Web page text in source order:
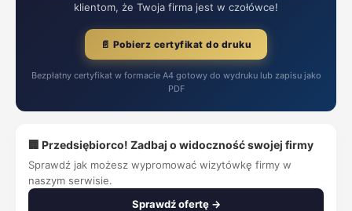
klientom, że Twoja firma jest w czołówce!
📄 Pobierz certyfikat do druku
Bezpłatny certyfikat w formacie A4 gotowy do wydruku lub zapisu jako
PDF
🏢 Przedsiębiorco! Zadbaj o widoczność swojej firmy
Sprawdź jak możesz wypromować wizytówkę firmy w
naszym serwisie.
Sprawdź ofertę →